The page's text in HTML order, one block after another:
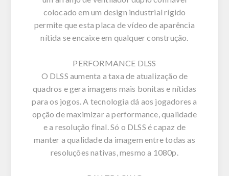
colocado em um design industrial rígido
permite que esta placa de vídeo de aparência
nítida se encaixe em qualquer construção.
PERFORMANCE DLSS
O DLSS aumenta a taxa de atualização de
quadros e gera imagens mais bonitas e nítidas
para os jogos. A tecnologia dá aos jogadores a
opção de maximizar a performance, qualidade
e a resolução final. Só o DLSS é capaz de
manter a qualidade da imagem entre todas as
resoluções nativas, mesmo a 1080p.